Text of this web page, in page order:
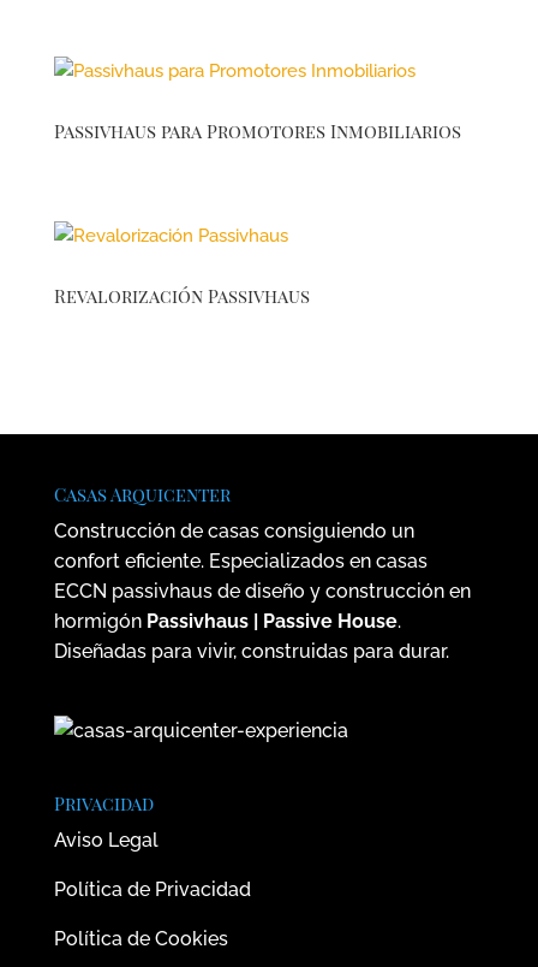
Passivhaus para Promotores Inmobiliarios
Revalorización Passivhaus
Casas Arquicenter
Construcción de casas consiguiendo un
confort eficiente. Especializados en casas
ECCN passivhaus de diseño y construcción en
hormigón Passivhaus | Passive House.
Diseñadas para vivir, construidas para durar.
Privacidad
Aviso Legal
Política de Privacidad
Política de Cookies